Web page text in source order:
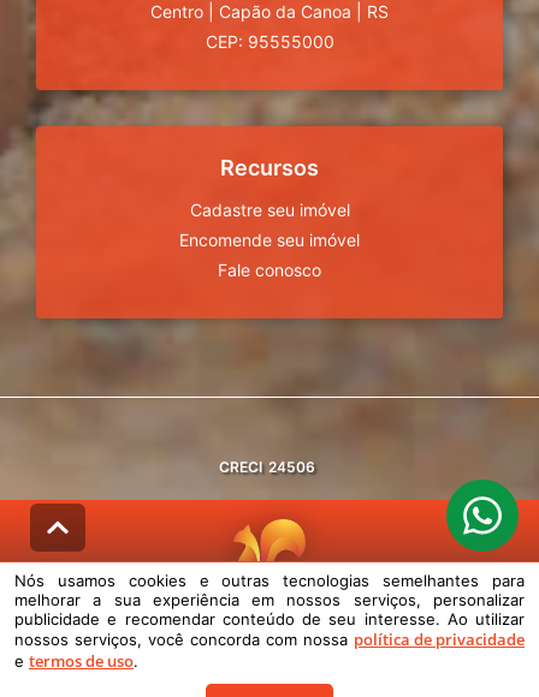
Centro
Capão da Canoa
RS
CEP: 95555000
Recursos
Cadastre seu imóvel
Encomende seu imóvel
Fale conosco
CRECI 24506
© DESENVOLVIDO PELAAGIL.NET
Nós usamos cookies e outras tecnologias semelhantes para melhorar a
sua experiência em nossos serviços, personalizar publicidade e
Nós usamos cookies e outras tecnologias semelhantes para
melhorar a sua experiência em nossos serviços, personalizar
publicidade e recomendar conteúdo de seu interesse. Ao utilizar
nossos serviços, você concorda com nossa política de privacidade
e termos de uso.